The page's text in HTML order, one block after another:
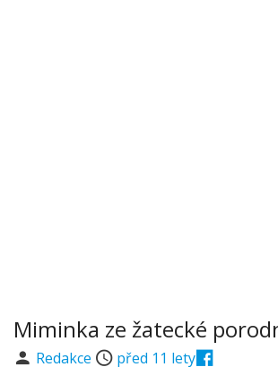
Miminka ze žatecké
Redakce před 11 lety